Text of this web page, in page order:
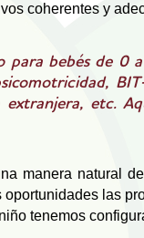
coherentes y
para bebés de 0
extranjera, etc.
manera natural
las
tenemos